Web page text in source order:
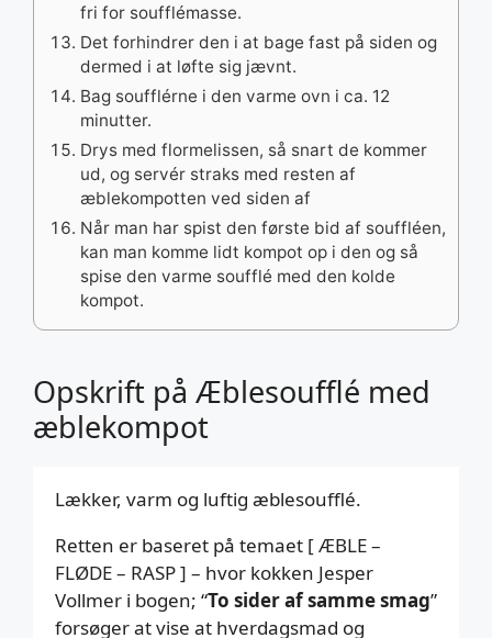
Opskrift på Æblesoufflé med
æblekompot
Lækker, varm og luftig æblesoufflé.
Retten er baseret på temaet [ ÆBLE –
FLØDE – RASP ] – hvor kokken Jesper
Vollmer i bogen; “To sider af samme smag”
forsøger at vise at hverdagsmad og
fri for soufflémasse.
Det forhindrer den i at bage fast på siden og
dermed i at løfte sig jævnt.
Bag soufflérne i den varme ovn i ca. 12
minutter.
Drys med flormelissen, så snart de kommer
ud, og servér straks med resten af
æblekompotten ved siden af
Når man har spist den første bid af souffléen,
kan man komme lidt kompot op i den og så
spise den varme soufflé med den kolde
kompot.